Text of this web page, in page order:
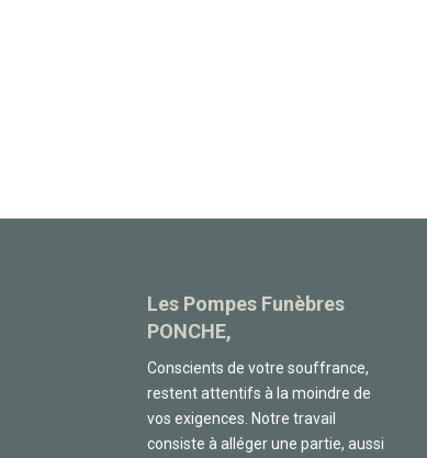
Les Pompes Funèbres
PONCHE,
Conscients de votre souffrance,
restent attentifs à la moindre de
vos exigences. Notre travail
consiste à alléger une partie, aussi